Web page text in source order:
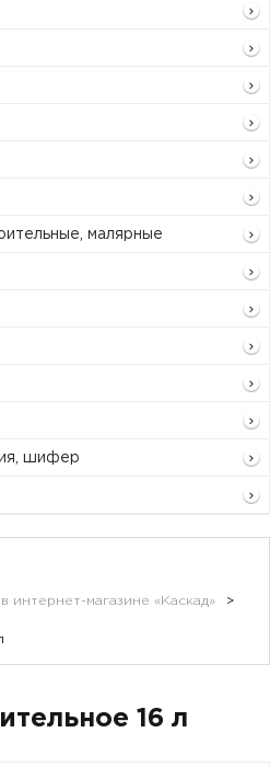
малярные
шифер
интернет-магазине «Каскад» >
16 л